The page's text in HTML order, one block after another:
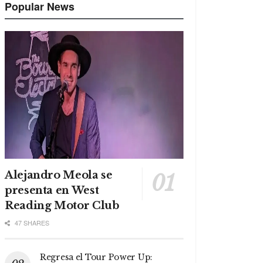
Popular News
Alejandro Meola se
presenta en West
Reading Motor Club
47 SHARES
Regresa el Tour Power Up: